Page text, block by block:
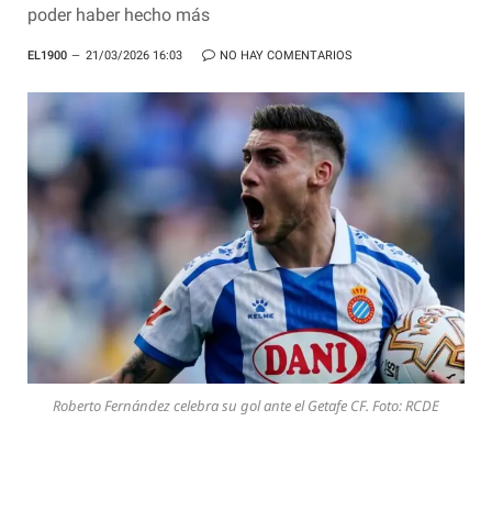
poder haber hecho más
EL1900 21/03/2026 16:03 NO HAY COMENTARIOS
Roberto Fernández celebra su gol ante el Getafe CF. Foto: RCDE